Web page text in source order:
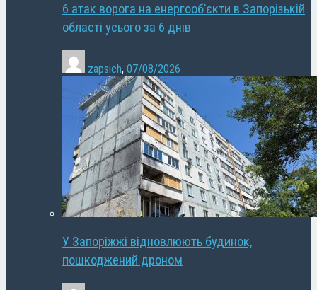
6 атак ворога на енергооб’єкти в Запорізькій
області усього за 6 днів
zapsich, 07/08/2026
У Запоріжжі відновлюють будинок,
пошкоджений дроном